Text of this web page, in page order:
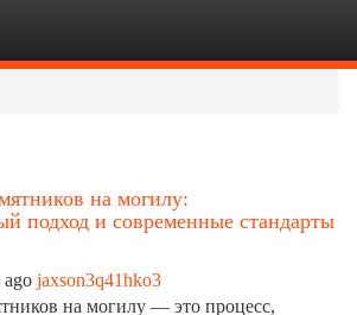
на могилу:
подход и современные стандарты
ago jaxson3q41hko3
на могилу — это процесс,